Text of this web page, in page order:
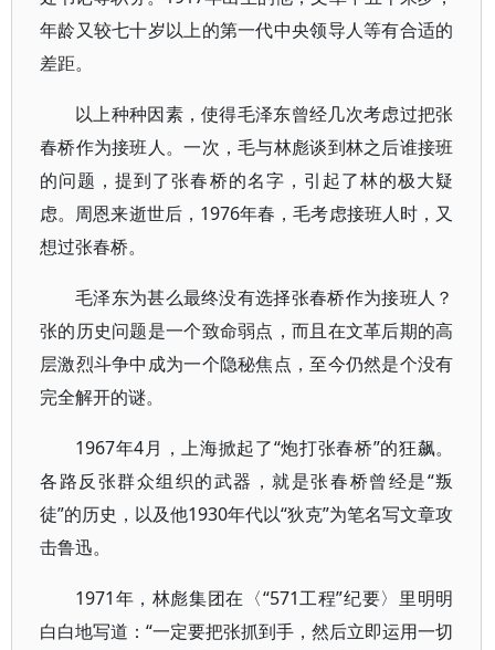
年龄又较七十岁以上的第一代中央领导人等有合适的
差距。
以上种种因素，使得毛泽东曾经几次考虑过把张
春桥作为接班人。一次，毛与林彪谈到林之后谁接班
的问题，提到了张春桥的名字，引起了林的极大疑
虑。周恩来逝世后，1976年春，毛考虑接班人时，又
想过张春桥。
毛泽东为甚么最终没有选择张春桥作为接班人？
张的历史问题是一个致命弱点，而且在文革后期的高
层激烈斗争中成为一个隐秘焦点，至今仍然是个没有
完全解开的谜。
1967年4月，上海掀起了“炮打张春桥”的狂飙。
各路反张群众组织的武器，就是张春桥曾经是“叛
徒”的历史，以及他1930年代以“狄克”为笔名写文章攻
击鲁迅。
1971年，林彪集团在〈“571工程”纪要〉里明明
白白地写道：“一定要把张抓到手，然后立即运用一切